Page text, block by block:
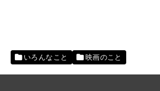
いろんなこと 映画のこと